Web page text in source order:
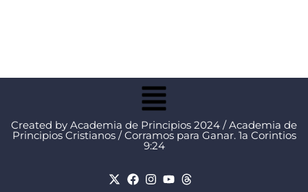
Created by Academia de Principios 2024 / Academia de
Principios Cristianos / Corramos para Ganar. 1a Corintios
9:24